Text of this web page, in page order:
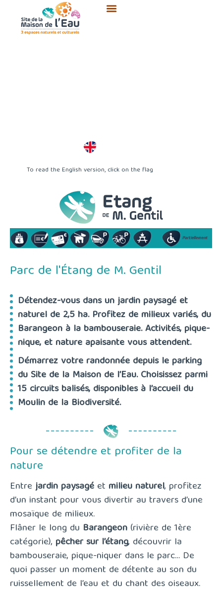
contenu
To read the English version, click on the flag
Parc de l'Étang de M. Gentil
Détendez-vous dans un jardin paysagé et
naturel de 2,5 ha. Profitez de milieux variés, du
Barangeon à la bambouseraie. Activités, pique-
nique, et nature apaisante vous attendent.
Démarrez votre randonnée depuis le parking
du Site de la Maison de l’Eau. Choisissez parmi
15 circuits balisés, disponibles à l’accueil du
Moulin de la Biodiversité.
Pour se détendre et profiter de la
nature
Entre jardin paysagé et milieu naturel, profitez
d’un instant pour vous divertir au travers d’une
mosaïque de milieux.
Flâner le long du Barangeon (rivière de 1ère
catégorie), pêcher sur l’étang, découvrir la
bambouseraie, pique-niquer dans le parc… De
quoi passer un moment de détente au son du
ruissellement de l’eau et du chant des oiseaux.